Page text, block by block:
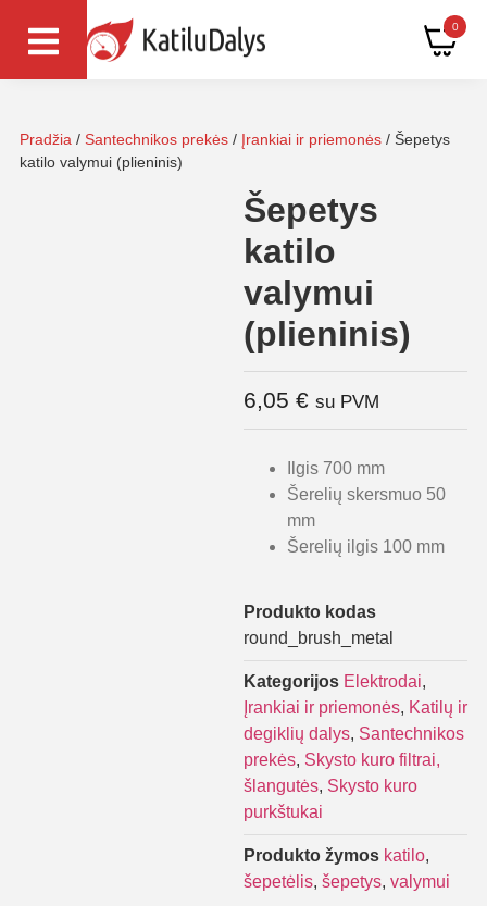
0
Pradžia / Santechnikos prekės / Įrankiai ir priemonės / Šepetys
katilo valymui (plieninis)
Šepetys
katilo
valymui
(plieninis)
6,05 € su PVM
Ilgis 700 mm
Šerelių skersmuo 50
mm
Šerelių ilgis 100 mm
Produkto kodas
round_brush_metal
Kategorijos Elektrodai,
Įrankiai ir priemonės, Katilų ir
degiklių dalys, Santechnikos
prekės, Skysto kuro filtrai,
šlangutės, Skysto kuro
purkštukai
Produkto žymos katilo,
šepetėlis, šepetys, valymui